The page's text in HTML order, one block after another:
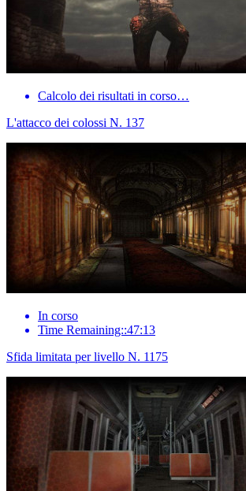
Calcolo dei risultati in corso…
L'attacco dei colossi N. 137
In corso
Time Remaining::47:13
Sfida limitata per livello N. 1175